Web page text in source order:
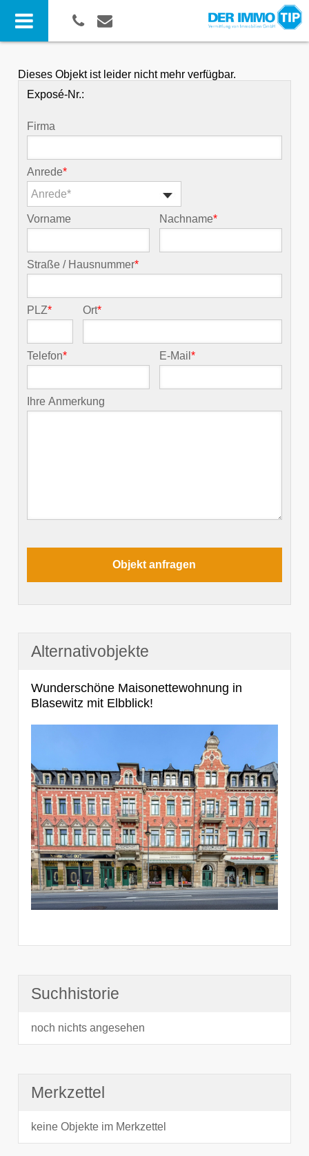
Dieses Objekt ist leider nicht mehr verfügbar.
Exposé-Nr.:
Firma
Anrede*
Anrede*
Vorname Nachname*
Straße / Hausnummer*
PLZ* Ort*
Telefon* E-Mail*
Ihre Anmerkung
Alternativobjekte
Wunderschöne Maisonettewohnung in
Blasewitz mit Elbblick!
Suchhistorie
noch nichts angesehen
Merkzettel
keine Objekte im Merkzettel